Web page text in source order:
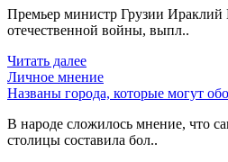
Премьер министр Грузии Ираклий
отечественной войны, выпл..
Читать далее
Личное мнение
Названы города, которые могут
В народе сложилось мнение, что
столицы составила бол..